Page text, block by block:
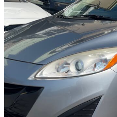
2013 Mazda MAZDA5
109 118 km